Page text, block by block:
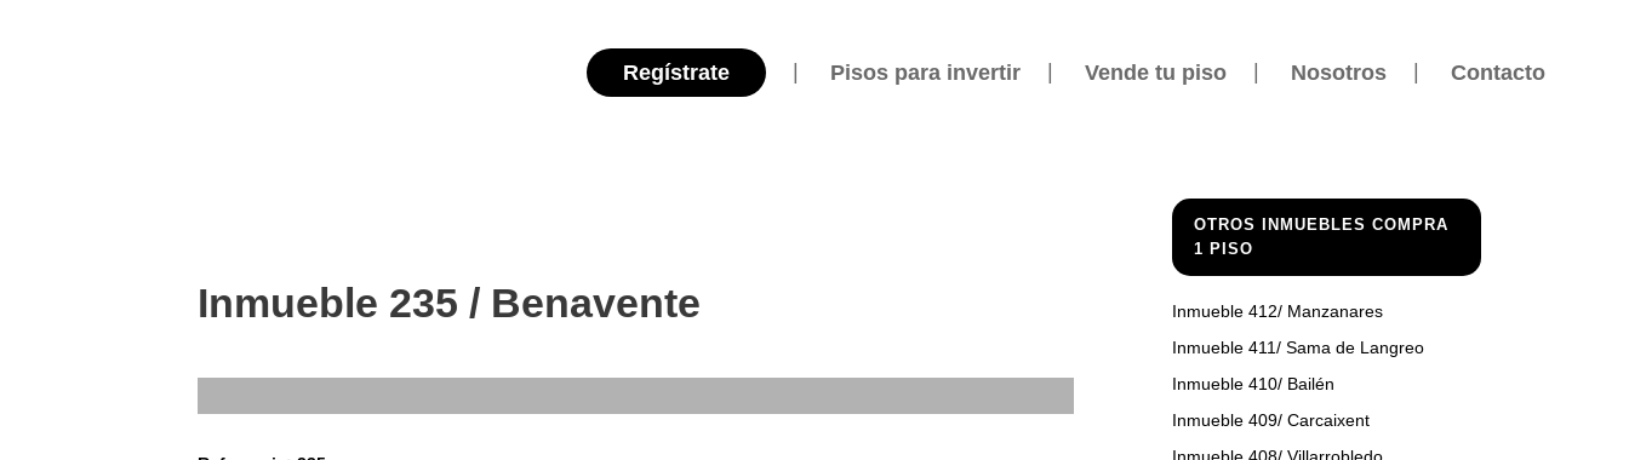
Regístrate Pisos para invertir Vende tu piso Nosotros Contacto
Inmueble 235 / Benavente
OTROS INMUEBLES COMPRA
1 PISO
Inmueble 412/ Manzanares
Inmueble 411/ Sama de Langreo
Inmueble 410/ Bailén
Inmueble 409/ Carcaixent